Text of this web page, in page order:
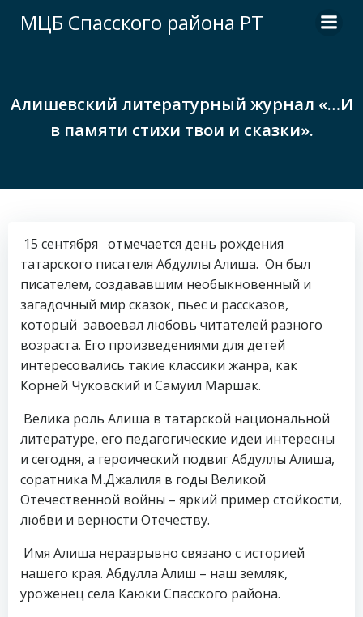
к
МЦБ Спасского района РТ
Алишевский литературный журнал «…И
в памяти стихи твои и сказки».
15 сентября отмечается день рождения
татарского писателя Абдуллы Алиша. Он был
писателем, создававшим необыкновенный и
загадочный мир сказок, пьес и рассказов,
который завоевал любовь читателей разного
возраста. Его произведениями для детей
интересовались такие классики жанра, как
Корней Чуковский и Самуил Маршак.
Велика роль Алиша в татарской национальной
литературе, его педагогические идеи интересны
и сегодня, а героический подвиг Абдуллы Алиша,
соратника М.Джалиля в годы Великой
Отечественной войны – яркий пример стойкости,
любви и верности Отечеству.
Имя Алиша неразрывно связано с историей
нашего края. Абдулла Алиш – наш земляк,
уроженец села Каюки Спасского района.